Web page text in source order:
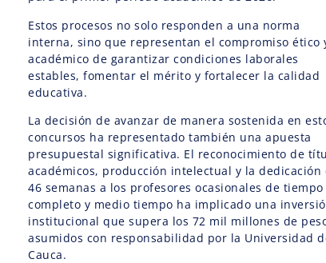
Estos procesos no solo responden a una norma
interna, sino que representan el compromiso ético
académico de garantizar condiciones laborales
estables, fomentar el mérito y fortalecer la calidad
educativa.
La decisión de avanzar de manera sostenida en
concursos ha representado también una apuesta
presupuestal significativa. El reconocimiento de
académicos, producción intelectual y la dedicación
46 semanas a los profesores ocasionales de tiempo
completo y medio tiempo ha implicado una
institucional que supera los 72 mil millones de
asumidos con responsabilidad por la Universidad
Cauca.